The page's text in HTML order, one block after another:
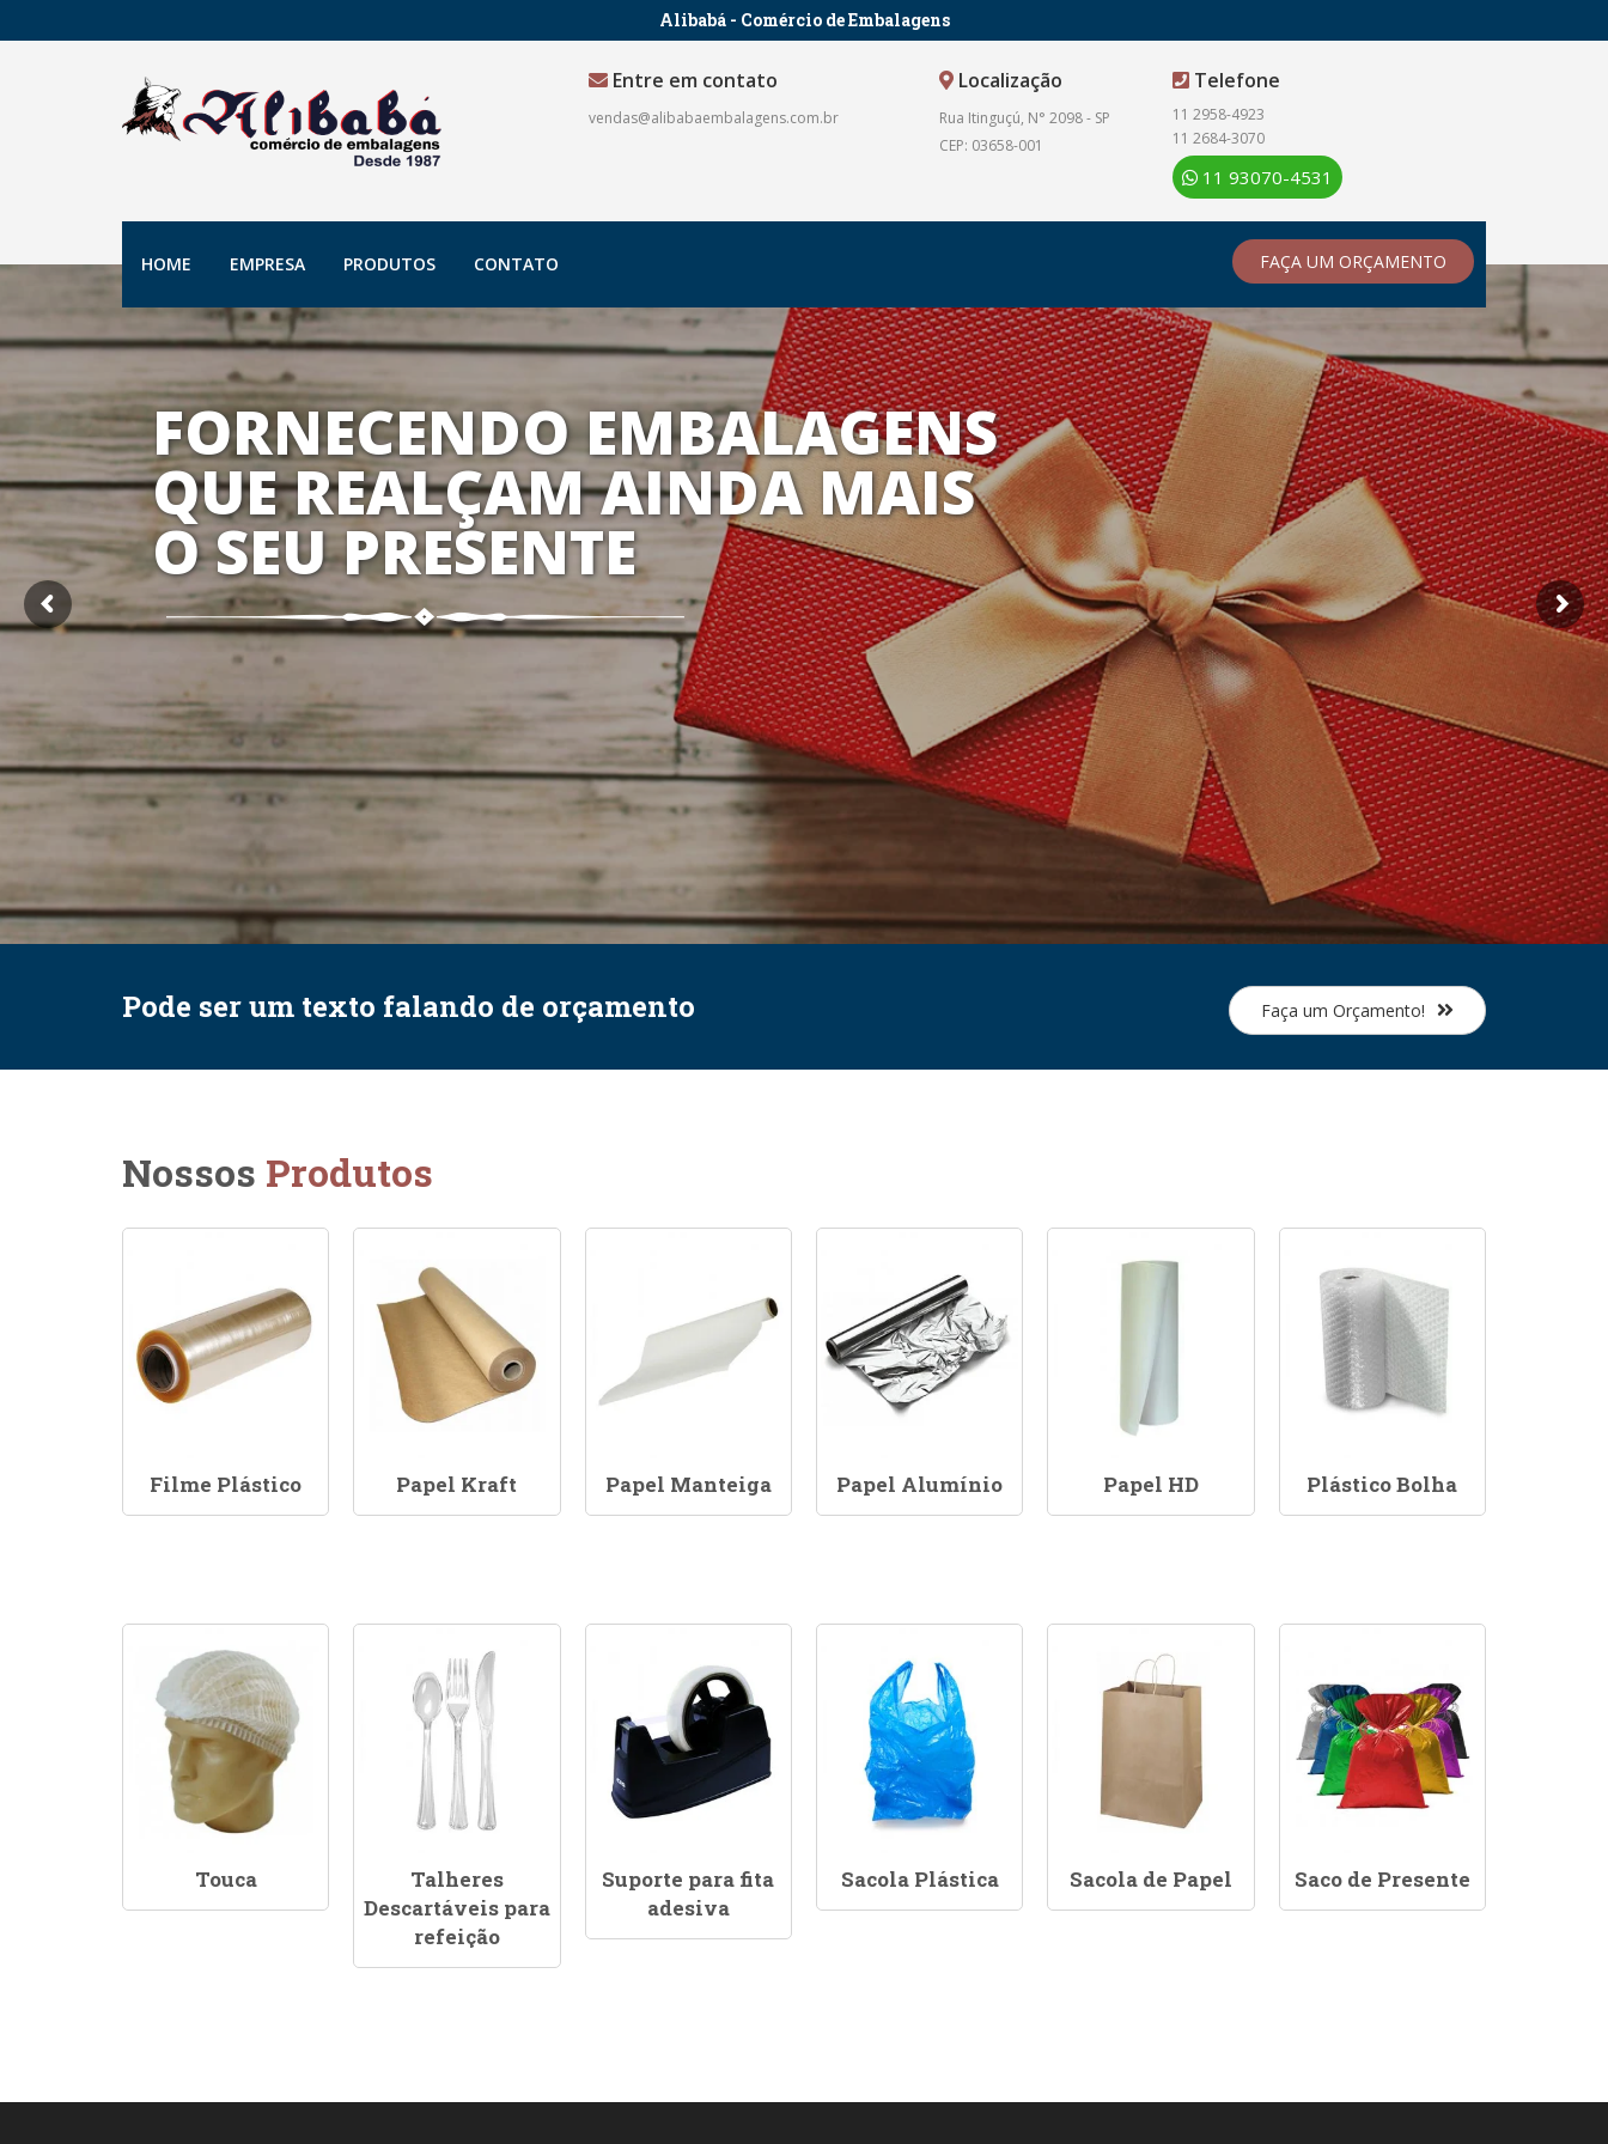
Alibabá - Comércio de Embalagens
Entre em contato
vendas@alibabaembalagens.com.br
Localização
Rua Itinguçú, N° 2098 - SP
CEP: 03658-001
Telefone
11 2958-4923
11 2684-3070
11 93070-4531
HOME EMPRESA PRODUTOS CONTATO FAÇA UM ORÇAMENTO
FORNECENDO EMBALAGENS
QUE REALÇAM AINDA MAIS
O SEU PRESENTE
Pode ser um texto falando de orçamento Faça um Orçamento!
Nossos Produtos
Filme Plástico Papel Kraft Papel Manteiga Papel Alumínio Papel HD Plástico Bolha
Touca
Talheres
Descartáveis para
refeição
Suporte para fita
adesiva
Sacola Plástica Sacola de Papel Saco de Presente